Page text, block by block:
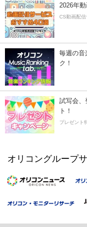
2026年
CS動画配
毎週の音
ク！
試写会、
ト！
プレゼント
オリコングループ